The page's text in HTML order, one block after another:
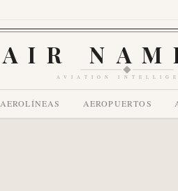
AIR
AVIATION
AEROLÍNEAS AEROPUERTOS